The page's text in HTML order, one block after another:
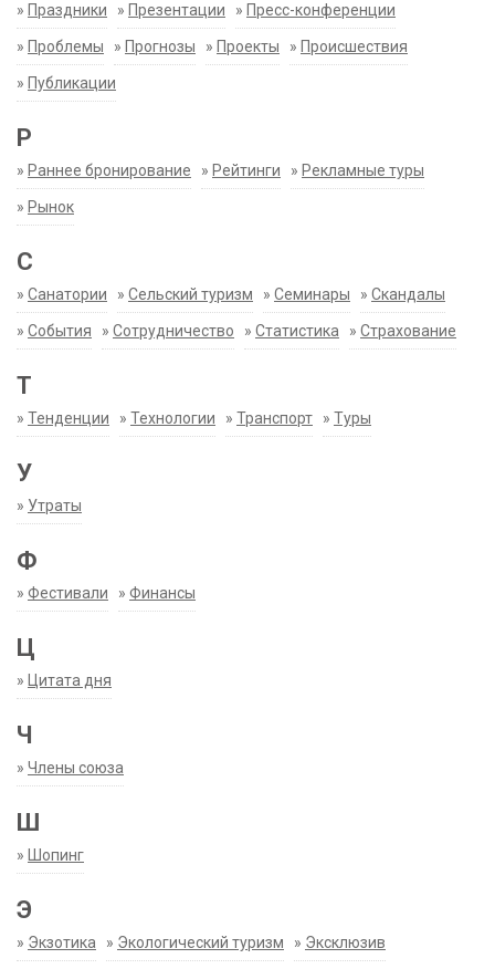
» Праздники » Презентации » Пресс-конференции
» Проблемы » Прогнозы » Проекты » Происшествия
» Публикации
Р
» Раннее бронирование » Рейтинги » Рекламные туры
» Рынок
С
» Санатории » Сельский туризм » Семинары » Скандалы
» События » Сотрудничество » Статистика » Страхование
Т
» Тенденции » Технологии » Транспорт » Туры
У
» Утраты
Ф
» Фестивали » Финансы
Ц
» Цитата дня
Ч
» Члены союза
Ш
» Шопинг
Э
» Экзотика » Экологический туризм » Эксклюзив